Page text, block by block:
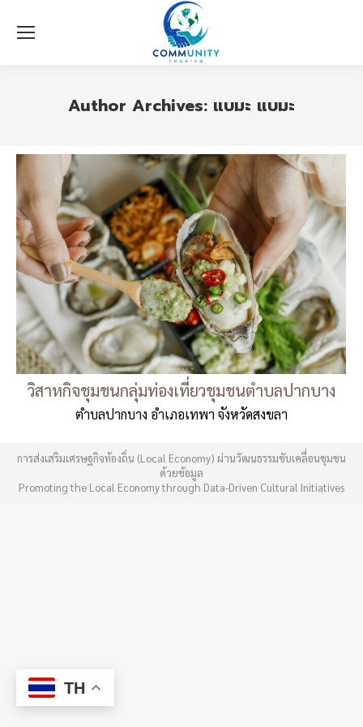
Author Archives: แบมะ แบมะ
วิสาหกิจชุมชนกลุ่มท่องเที่ยวชุมชนตำบลปากบาง
ตำบลปากบาง อำเภอเทพา จังหวัดสงขลา
การส่งเสริมเศรษฐกิจท้องถิ่น (Local Economy) ผ่านวัฒนธรรมขับเคลื่อนชุมชน
ด้วยข้อมูล
Promoting the Local Economy through Data-Driven Cultural Initiatives
TH